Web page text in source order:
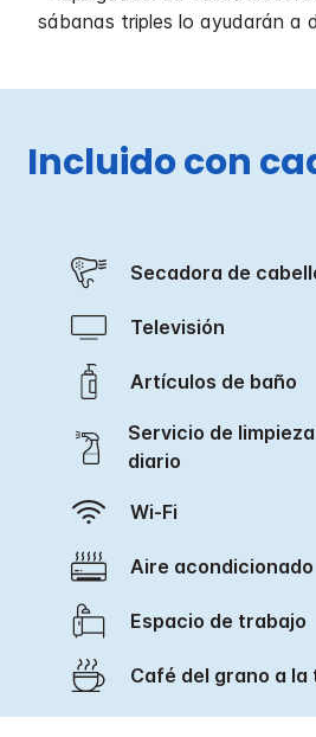
sábanas triples lo ayudarán a
Incluido con
Secadora de
Televisión
Artículos de baño
Servicio de limpieza de habitaciones
diario
Wi-Fi
Aire acondicionado
Espacio de trabajo
Café del grano a la